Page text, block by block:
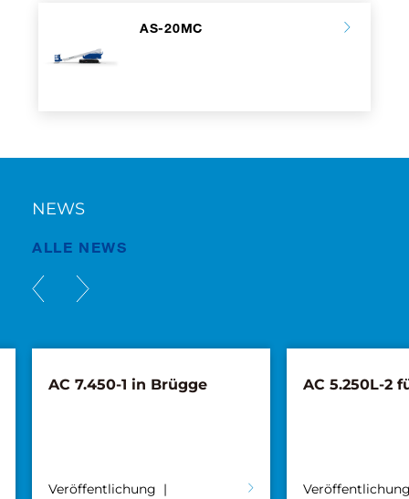
AS-20MC
NEWS
ALLE NEWS
AC 7.450-1 in Brügge
Veröffentlichung
AC 5.250L-2